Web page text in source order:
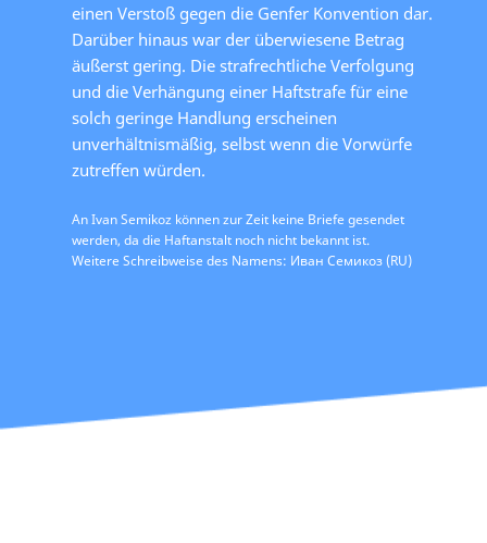
einen Verstoß gegen die Genfer Konvention dar.
Darüber hinaus war der überwiesene Betrag
äußerst gering. Die strafrechtliche Verfolgung
und die Verhängung einer Haftstrafe für eine
solch geringe Handlung erscheinen
unverhältnismäßig, selbst wenn die Vorwürfe
zutreffen würden.
An Ivan Semikoz können zur Zeit keine Briefe gesendet
werden, da die Haftanstalt noch nicht bekannt ist.
Weitere Schreibweise des Namens: Иван Семикоз (RU)